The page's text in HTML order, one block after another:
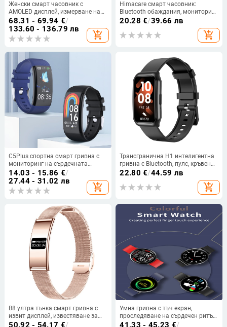
Женски смарт часовник с
AMOLED дисплей, измерване на
сърдечната честота, кръвното
налягане, кислород в кръвта,
водоустойчивост 5ATM
68.31 - 69.94 €/
133.60 - 136.79 лв
add_shopping_cart
Himacare смарт часовник:
Bluetooth обаждания, мониторинг
на сърдечния ритъм, следене на
зареждане
20.28 €/39.66 лв
add_shopping_cart
C5Plus спортна смарт гривна с
мониторинг на сърдечната
честота, измерване на кръвното
налягане, кислород в кръвта,
следене на съня и преброяване
на крачките
14.03 - 15.86 €/
27.44 - 31.02 лв
add_shopping_cart
Трансгранична H1 интелигентна
гривна с Bluetooth, пулс, кръвен
кислород, мониторинг на
здравето, броене на стъпки,
напомняне за обаждания
22.80 €/44.59 лв
add_shopping_cart
B8 ултра тънка смарт гривна с
извит дисплей, известяване за
повикване, крачкомер,
50.92 - 54.17 €/
Умна гривна с тъч екран,
проследяване на сърдечен ритъм
и кръвно налягане,
41.33 - 45.23 €/